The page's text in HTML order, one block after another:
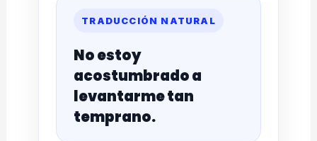
TRADUCCIÓN NATURAL
No estoy
acostumbrado a
levantarme tan
temprano.